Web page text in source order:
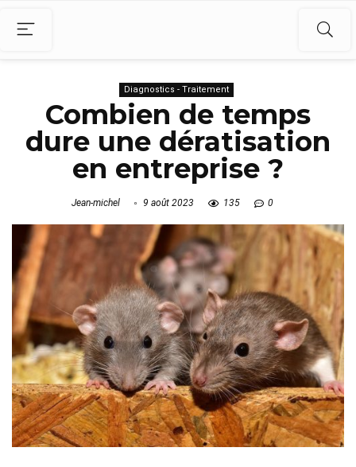
Diagnostics - Traitement
Combien de temps
dure une dératisation
en entreprise ?
Jean-michel 9 août 2023 135 0